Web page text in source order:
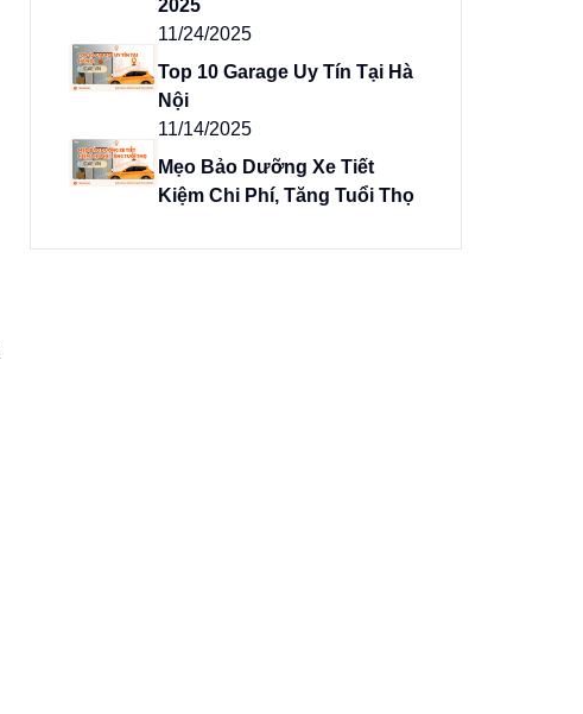
2025
11/24/2025
Top 10 Garage Uy Tín Tại Hà
Nội
11/14/2025
Mẹo Bảo Dưỡng Xe Tiết
Kiệm Chi Phí, Tăng Tuổi Thọ